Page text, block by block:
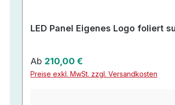
LED Panel Eigenes Logo foliert
Regulärer Preis:
Ab 210,00 €
Preise exkl. MwSt. zzgl. Versandkosten